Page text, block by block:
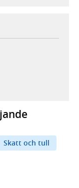
webbplats,
webbplats,
Skatt och tull